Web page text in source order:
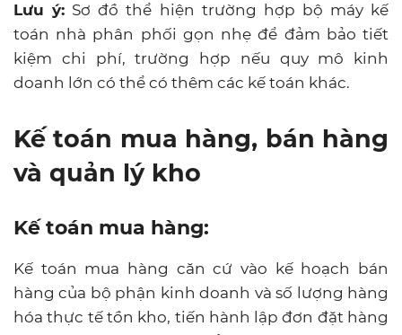
Lưu ý: Sơ đồ thể hiện trường hợp bộ máy kế
toán nhà phân phối gọn nhẹ để đảm bảo tiết
kiệm chi phí, trường hợp nếu quy mô kinh
doanh lớn có thể có thêm các kế toán khác.
Kế toán mua hàng, bán hàng
và quản lý kho
Kế toán mua hàng:
Kế toán mua hàng căn cứ vào kế hoạch bán
hàng của bộ phận kinh doanh và số lượng hàng
hóa thực tế tồn kho, tiến hành lập đơn đặt hàng